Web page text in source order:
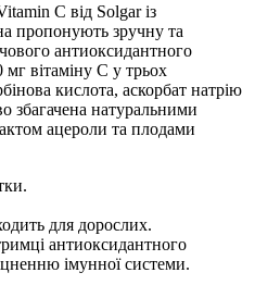
C від Solgar із
пропонують зручну та
антиоксидантного
вітаміну C у трьох
кислота, аскорбат натрію
збагачена натуральними
ацероли та плодами
для дорослих.
антиоксидантного
імунної системи.